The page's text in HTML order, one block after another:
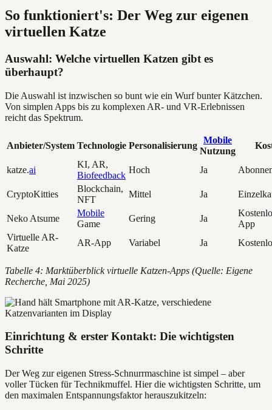
So funktioniert's: Der Weg zur eigenen
virtuellen Katze
Auswahl: Welche virtuellen Katzen gibt es
überhaupt?
Die Auswahl ist inzwischen so bunt wie ein Wurf bunter Kätzchen.
Von simplen Apps bis zu komplexen AR- und VR-Erlebnissen
reicht das Spektrum.
Anbieter/System Technologie Personalisierung
Mobile
Nutzung
katze.ai
KI, AR,
Biofeedback
Hoch Ja
CryptoKitties
Blockchain,
NFT
Mittel Ja
Neko Atsume
Mobile
Game
Gering Ja
App
Virtuelle AR-
Katze
AR-App Variabel Ja
Tabelle 4: Marktüberblick virtuelle Katzen-Apps (Quelle: Eigene
Recherche, Mai 2025)
Einrichtung & erster Kontakt: Die wichtigsten
Schritte
Der Weg zur eigenen Stress-Schnurrmaschine ist simpel – aber
voller Tücken für Technikmuffel. Hier die wichtigsten Schritte, um
den maximalen Entspannungsfaktor herauszukitzeln: